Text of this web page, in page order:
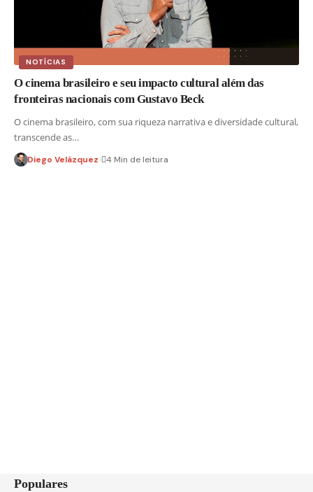
NOTÍCIAS
O cinema brasileiro e seu impacto cultural além das
fronteiras nacionais com Gustavo Beck
O cinema brasileiro, com sua riqueza narrativa e diversidade cultural,
transcende as…
Diego Velázquez 4 Min de leitura
Populares